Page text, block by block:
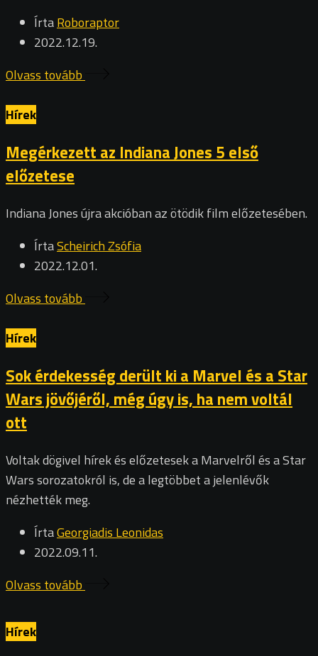
ÍrtaRoboraptor
2022.12.19.
Olvass tovább
Hírek
Megérkezett az Indiana Jones 5 első
előzetese
Indiana Jones újra akcióban az ötödik film előzetesében.
ÍrtaScheirich Zsófia
2022.12.01.
Olvass tovább
Hírek
Sok érdekesség derült ki a Marvel és a Star
Wars jövőjéről, még úgy is, ha nem voltál
ott
Voltak dögivel hírek és előzetesek a Marvelről és a Star
Wars sorozatokról is, de a legtöbbet a jelenlévők
nézhették meg.
ÍrtaGeorgiadis Leonidas
2022.09.11.
Olvass tovább
Hírek